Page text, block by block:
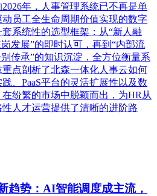
年，人事管理系统已不再是单
员工全生命周期价值实现的数字
系统性的选型框架：从“新人融
发展”的即时认可，再到“内部流
传承”的知识沉淀，全方位衡量系
点剖析了北森一体化人事云如何
、PaaS平台的灵活扩展性以及数
纷繁的市场中脱颖而出，为HR从
人才运营提供了清晰的进阶路
趋势：AI智能调度成主流，